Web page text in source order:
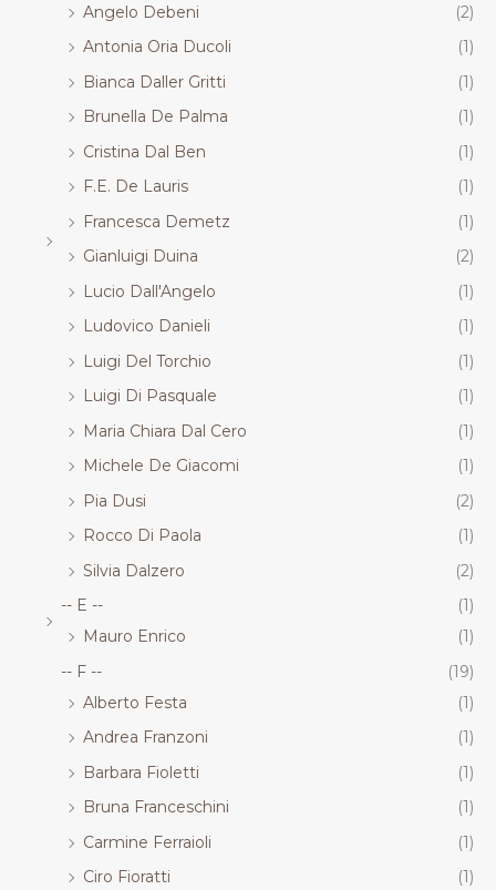
Angelo Debeni
(2)
Antonia Oria Ducoli
(1)
Bianca Daller Gritti
(1)
Brunella De Palma
(1)
Cristina Dal Ben
(1)
F.E. De Lauris
(1)
Francesca Demetz
(1)
Gianluigi Duina
(2)
Lucio Dall'Angelo
(1)
Ludovico Danieli
(1)
Luigi Del Torchio
(1)
Luigi Di Pasquale
(1)
Maria Chiara Dal Cero
(1)
Michele De Giacomi
(1)
Pia Dusi
(2)
Rocco Di Paola
(1)
Silvia Dalzero
(2)
-- E --
(1)
Mauro Enrico
(1)
-- F --
(19)
Alberto Festa
(1)
Andrea Franzoni
(1)
Barbara Fioletti
(1)
Bruna Franceschini
(1)
Carmine Ferraioli
(1)
Ciro Fioratti
(1)